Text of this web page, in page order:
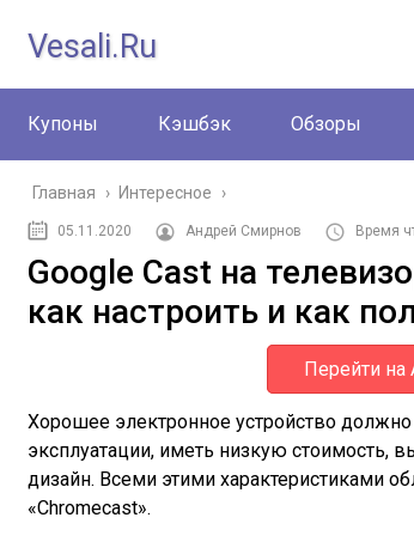
Vesali.ru
Купоны Кэшбэк Обзоры
Главная › Интересное ›
05.11.2020 Андрей Смирнов Время
Google Cast на
как настроить и как
Перейти на
Хорошее электронное устройство
эксплуатации, иметь низкую стоимость,
дизайн. Всеми этими характеристиками
«Chromecast».